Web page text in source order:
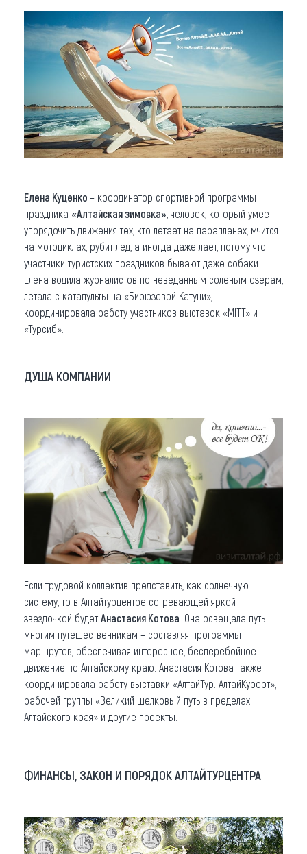
Елена Куценко – координатор спортивной программы
праздника «Алтайская зимовка» , человек, который умеет
упорядочить движения тех, кто летает на парапланах, мчится
на мотоциклах, рубит лед, а иногда даже лает, потому что
участники туристских праздников бывают даже собаки.
Елена водила журналистов по неведанным соленым озерам,
летала с катапульты на «Бирюзовой Катуни»,
координировала работу участников выставок «MITT» и
«Турсиб».
ДУША КОМПАНИИ
Если трудовой коллектив представить, как солнечную
систему, то в Алтайтурцентре согревающей яркой
звездочкой будет Анастасия Котова . Она освещала путь
многим путешественникам – составляя программы
маршрутов, обеспечивая интересное, бесперебойное
движение по Алтайскому краю. Анастасия Котова также
координировала работу выставки «АлтайТур. АлтайКурорт»,
рабочей группы «Великий шелковый путь в пределах
Алтайского края» и другие проекты.
ФИНАНСЫ, ЗАКОН И ПОРЯДОК АЛТАЙТУРЦЕНТРА